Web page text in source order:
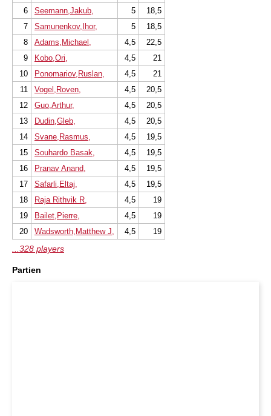
6
Seemann,Jakub, 5
18,5
7
Samunenkov,Ihor, 5
18,5
8
Adams,Michael, 4,5
22,5
9
Kobo,Ori, 4,5
21
10
Ponomariov,Ruslan, 4,5
21
11
Vogel,Roven, 4,5
20,5
12
Guo,Arthur, 4,5
20,5
13
Dudin,Gleb, 4,5
20,5
14
Svane,Rasmus, 4,5
19,5
15
Souhardo Basak, 4,5
19,5
16
Pranav Anand, 4,5
19,5
17
Safarli,Eltaj, 4,5
19,5
18
Raja Rithvik R, 4,5
19
19
Bailet,Pierre, 4,5
19
20
Wadsworth,Matthew J, 4,5 19
...328 players
Partien